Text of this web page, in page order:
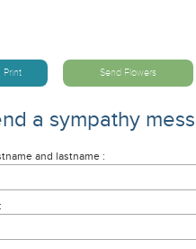
Print Send Flowers
a sympathy
and lastname :